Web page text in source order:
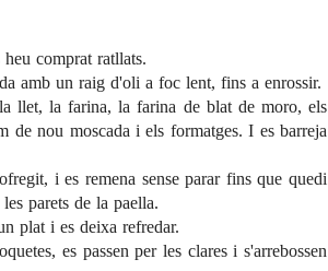
comprat ratllats.
amb un raig d'oli a foc lent, fins a enrossir.
llet, la farina, la farina de blat de moro, els
nou moscada i els formatges. I es barreja
i es remena sense parar fins que quedi
parets de la paella.
plat i es deixa refredar.
es passen per les clares i s'arrebossen